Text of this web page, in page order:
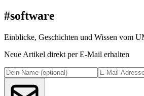
#software
Einblicke, Geschichten und Wissen vom
Neue Artikel direkt per E-Mail erhalten